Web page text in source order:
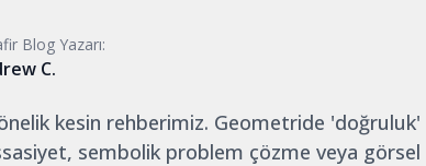
Blog Yazarı:
C.
kesin rehberimiz. Geometride 'doğruluk'
sembolik problem çözme veya görsel